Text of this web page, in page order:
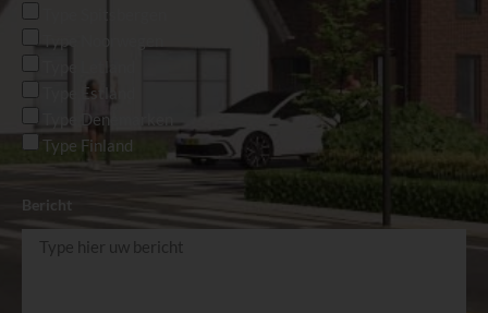
Type Spitsbergen
Type Noorwegen
Type Estland
Type Denemarken
Type Finland
Bericht